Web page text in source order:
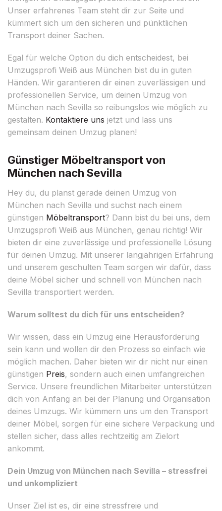
Unser erfahrenes Team steht dir zur Seite und
kümmert sich um den sicheren und pünktlichen
Transport deiner Sachen.
Egal für welche Option du dich entscheidest, bei
Umzugsprofi Weiß aus München bist du in guten
Händen. Wir garantieren dir einen zuverlässigen und
professionellen Service, um deinen Umzug von
München nach Sevilla so reibungslos wie möglich zu
gestalten. Kontaktiere uns jetzt und lass uns
gemeinsam deinen Umzug planen!
Günstiger Möbeltransport von
München nach Sevilla
Hey du, du planst gerade deinen Umzug von
München nach Sevilla und suchst nach einem
günstigen Möbeltransport? Dann bist du bei uns, dem
Umzugsprofi Weiß aus München, genau richtig! Wir
bieten dir eine zuverlässige und professionelle Lösung
für deinen Umzug. Mit unserer langjährigen Erfahrung
und unserem geschulten Team sorgen wir dafür, dass
deine Möbel sicher und schnell von München nach
Sevilla transportiert werden.
Warum solltest du dich für uns entscheiden?
Wir wissen, dass ein Umzug eine Herausforderung
sein kann und wollen dir den Prozess so einfach wie
möglich machen. Daher bieten wir dir nicht nur einen
günstigen Preis, sondern auch einen umfangreichen
Service. Unsere freundlichen Mitarbeiter unterstützen
dich von Anfang an bei der Planung und Organisation
deines Umzugs. Wir kümmern uns um den Transport
deiner Möbel, sorgen für eine sichere Verpackung und
stellen sicher, dass alles rechtzeitig am Zielort
ankommt.
Dein Umzug von München nach Sevilla – stressfrei
und unkompliziert
Unser Ziel ist es, dir eine stressfreie und